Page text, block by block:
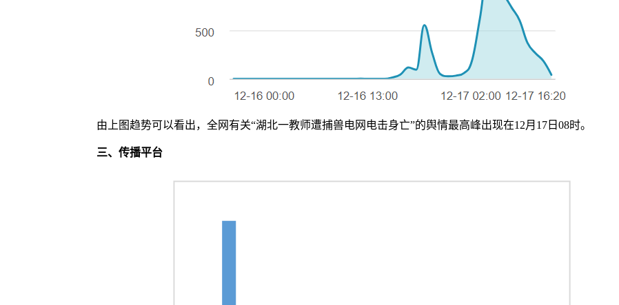
由上图趋势可以看出，全网有关“湖北一教师遭捕兽电网电击身亡”的舆情最高峰出现在12月17日08时。
三、 传播平台